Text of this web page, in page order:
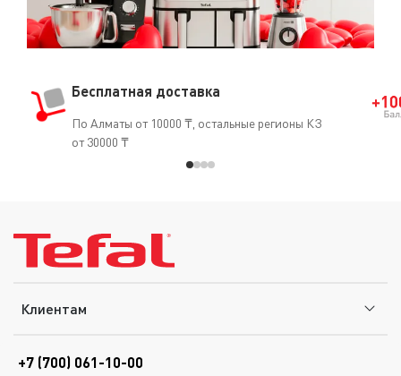
Бесплатная доставка
По Алматы от 10000 ₸, остальные регионы КЗ
от 30000 ₸
Клиентам
+7 (700) 061-10-00